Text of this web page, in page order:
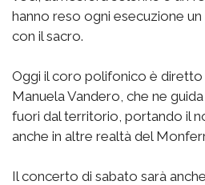
hanno reso ogni esecuzione
con il sacro.
Oggi il coro polifonico è
Manuela Vandero, che ne
fuori dal territorio, portando il
anche in altre realtà del
Il concerto di sabato sarà